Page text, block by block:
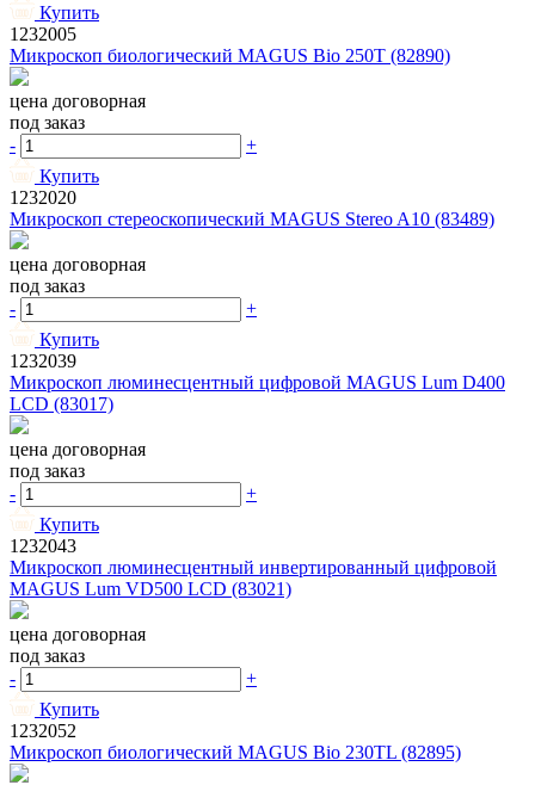
Купить
1232005
Микроскоп биологический MAGUS Bio 250T (82890)
цена договорная
под заказ
-
+
Купить
1232020
Микроскоп стереоскопический MAGUS Stereo A10 (83489)
цена договорная
под заказ
-
+
Купить
1232039
Микроскоп люминесцентный цифровой MAGUS Lum D400
LCD (83017)
цена договорная
под заказ
-
+
Купить
1232043
Микроскоп люминесцентный инвертированный цифровой
MAGUS Lum VD500 LCD (83021)
цена договорная
под заказ
-
+
Купить
1232052
Микроскоп биологический MAGUS Bio 230TL (82895)